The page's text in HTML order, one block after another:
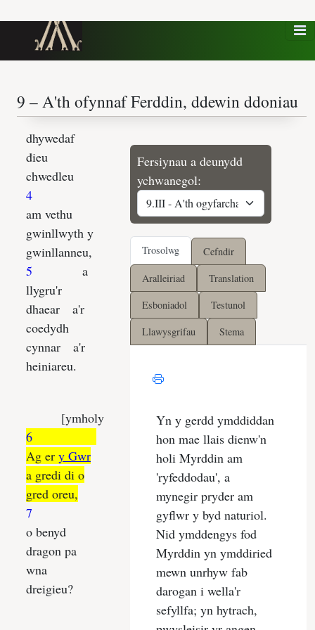
Fersiynau a deunydd
ychwanegol:
Trosolwg
Cefndir
Aralleiriad
Translation
Esboniadol
Testunol
Llawysgrifau
Stema